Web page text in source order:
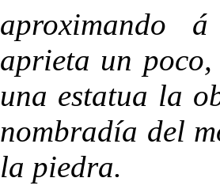
aproximando
aprieta un
una estatua la
nombradía del
la piedra.